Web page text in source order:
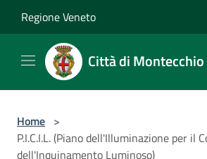
Regione Veneto
Città di
Home >
P.I.C.I.L. (Piano dell'Illuminazione per il
dell'Inquinamento Luminoso)